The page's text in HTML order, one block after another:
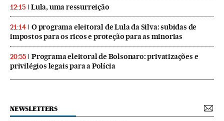
12:15 Lula, uma ressurreição
21:14
O programa eleitoral de Lula da Silva: subidas de
impostos para os ricos e proteção para as minorias
20:55
Programa eleitoral de Bolsonaro: privatizações e
privilégios legais para a Polícia
NEWSLETTERS